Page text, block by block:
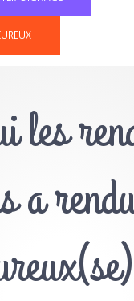
les
a